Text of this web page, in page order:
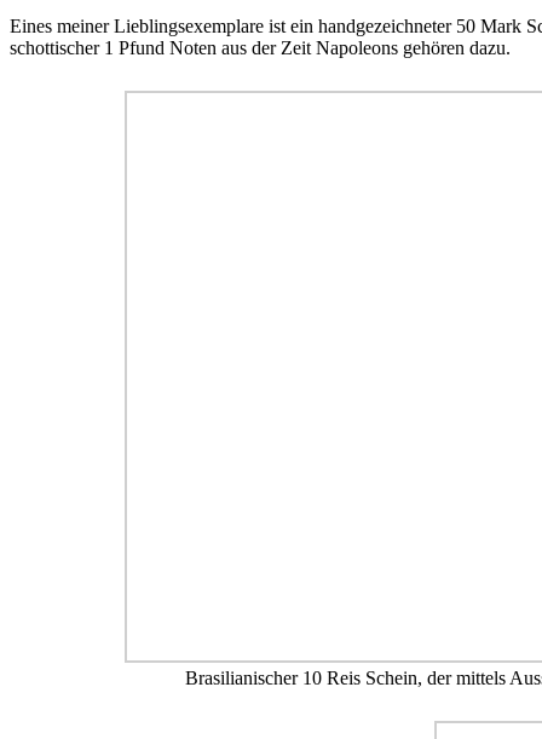
Eines meiner Lieblingsexemplare ist ein handgezeichneter 50 Mark
schottischer 1 Pfund Noten aus der Zeit Napoleons gehören dazu.
Brasilianischer 10 Reis Schein, der mittels